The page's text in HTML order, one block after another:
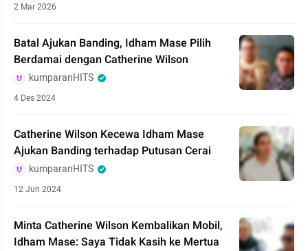
2 Mar 2026
Batal Ajukan Banding, Idham Mase Pilih
Berdamai dengan Catherine Wilson
kumparanHITS
4 Des 2024
Catherine Wilson Kecewa Idham Mase
Ajukan Banding terhadap Putusan Cerai
kumparanHITS
12 Jun 2024
Minta Catherine Wilson Kembalikan Mobil,
Idham Mase: Saya Tidak Kasih ke Mertua